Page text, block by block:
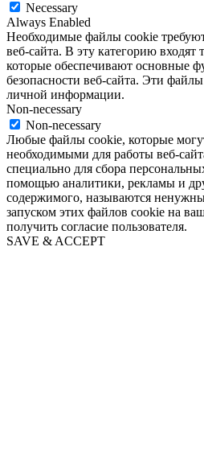
Necessary
Always Enabled
Необходимые файлы cookie
веб-сайта. В эту категорию входят
которые обеспечивают основные
безопасности веб-сайта. Эти
личной информации.
Non-necessary
Non-necessary
Любые файлы cookie, которые
необходимыми для работы веб-
специально для сбора
помощью аналитики, рекламы и
содержимого, называются
запуском этих файлов cookie на
получить согласие пользователя.
SAVE & ACCEPT